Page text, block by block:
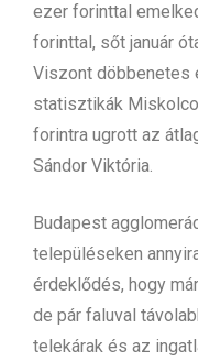
ezer forinttal
forinttal, sőt január
Viszont döbbenetes
statisztikák
forintra ugrott az
Sándor Viktória.
Budapest
településeken
érdeklődés, hogy
de pár faluval
telekárak és az